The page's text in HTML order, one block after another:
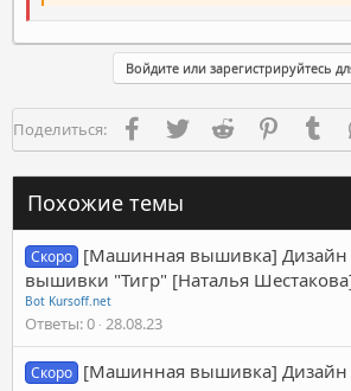
Войдите или зарегистрируйтесь
Поделиться: FacebookTwitter Reddit Pinterest
Похожие темы
Скоро [Машинная вышивка]
вышивки "Тигр" [Наталья
Bot Kursoff.net
Ответы 0 28.08.23
Скоро [Машинная вышивка]